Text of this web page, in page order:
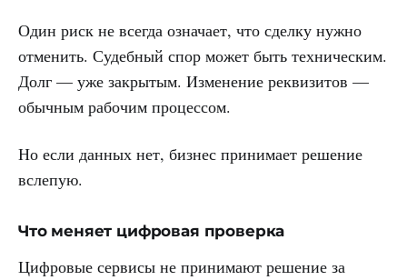
Один риск не всегда означает, что сделку нужно
отменить. Судебный спор может быть техническим.
Долг — уже закрытым. Изменение реквизитов —
обычным рабочим процессом.
Но если данных нет, бизнес принимает решение
вслепую.
Что меняет цифровая проверка
Цифровые сервисы не принимают решение за